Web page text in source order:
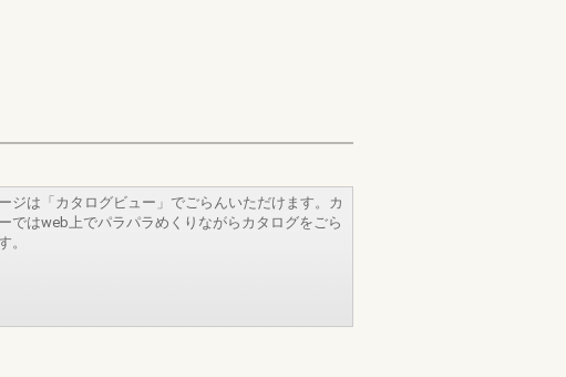
ジは「カタログビュー」でごらんいただけます。カ
ではweb上でパラパラめくりながらカタログをごら
。